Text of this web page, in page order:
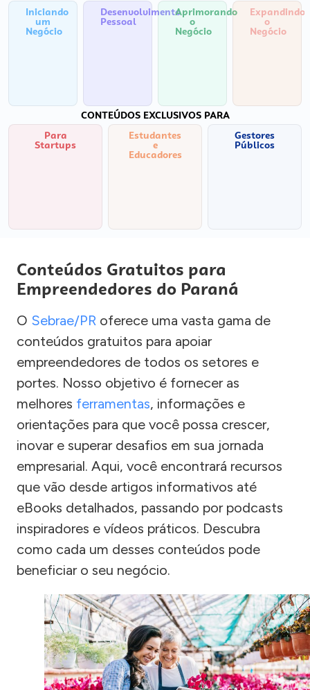
Iniciando
um
Negócio
Desenvolvimento
Pessoal
Aprimorando
o
Negócio
Expandindo
o
Negócio
CONTEÚDOS EXCLUSIVOS PARA
Para
Startups
Estudantes
e
Educadores
Gestores
Públicos
Conteúdos Gratuitos para
Empreendedores do Paraná
O Sebrae/PR oferece uma vasta gama de
conteúdos gratuitos para apoiar
empreendedores de todos os setores e
portes. Nosso objetivo é fornecer as
melhores ferramentas, informações e
orientações para que você possa crescer,
inovar e superar desafios em sua jornada
empresarial. Aqui, você encontrará recursos
que vão desde artigos informativos até
eBooks detalhados, passando por podcasts
inspiradores e vídeos práticos. Descubra
como cada um desses conteúdos pode
beneficiar o seu negócio.